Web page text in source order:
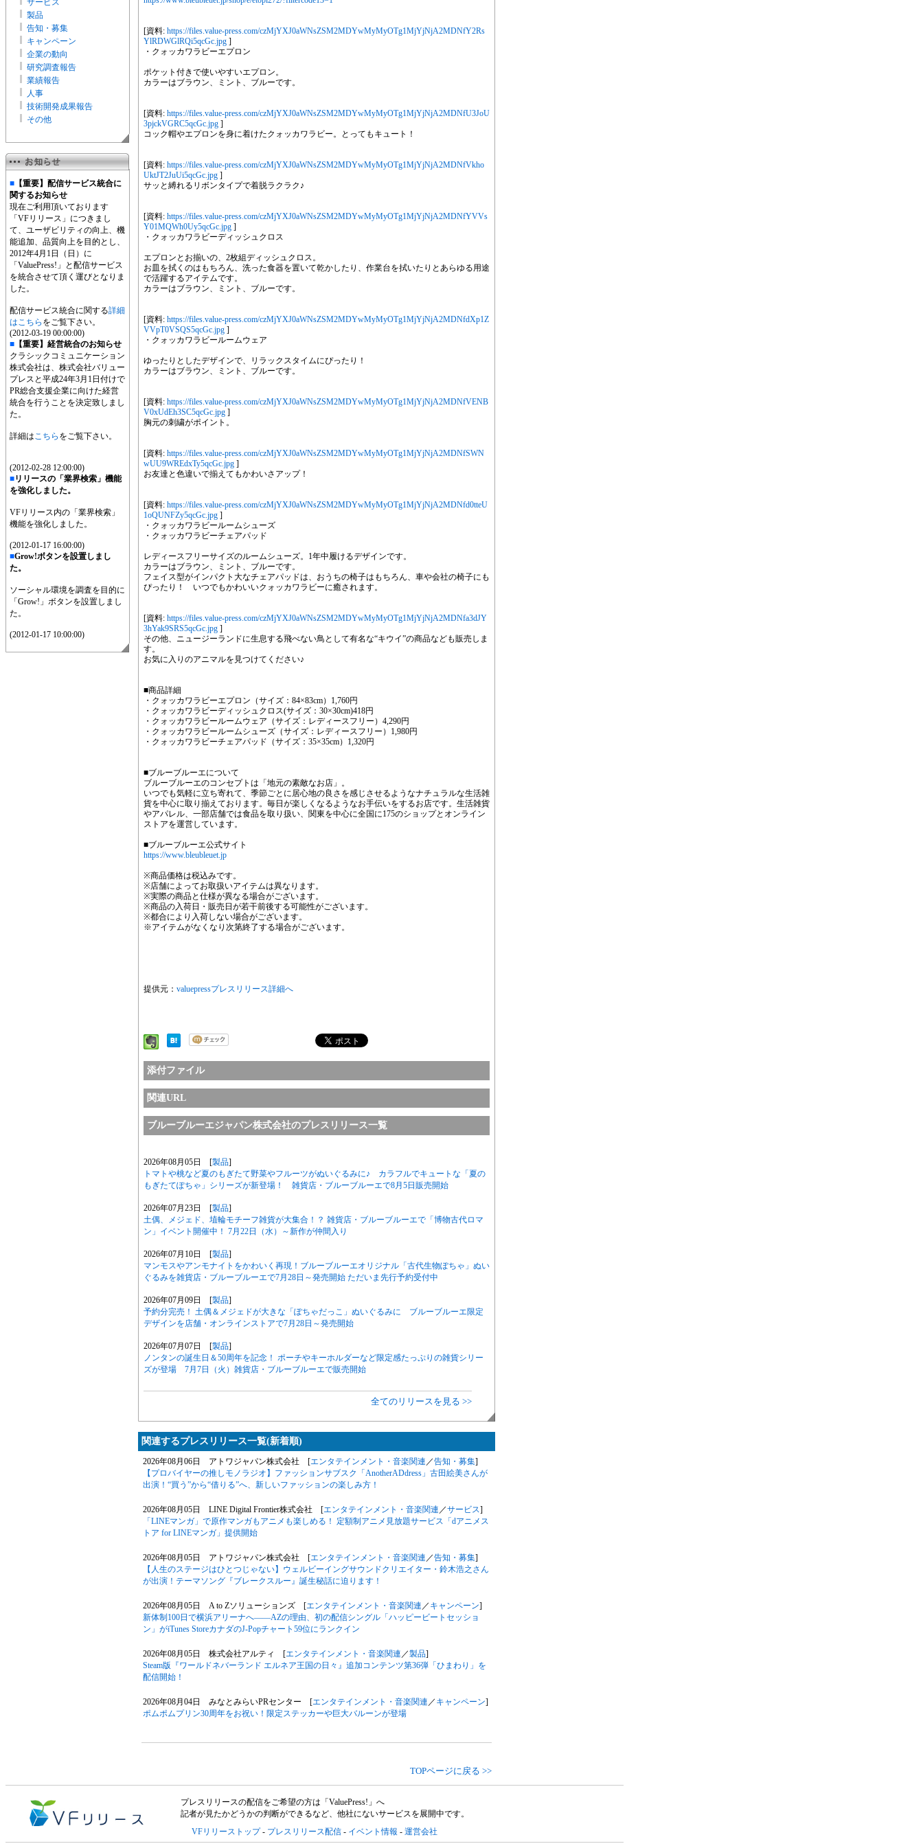
サービス
製品
告知・募集
キャンペーン
企業の動向
研究調査報告
業績報告
人事
技術開発成果報告
その他
■ 【重要】配信サービス統合に
関するお知らせ
現在ご利用頂いております
「VFリリース」につきまし
て、ユーザビリティの向上、機
能追加、品質向上を目的とし、
2012年4月1日（日）に
「ValuePress!」と配信サービス
を統合させて頂く運びとなりま
した。
配信サービス統合に関する詳細
はこちら をご覧下さい。
(2012-03-19 00:00:00)
■ 【重要】経営統合のお知らせ
クラシックコミュニケーション
株式会社は、株式会社バリュー
プレスと平成24年3月1日付けで
PR総合支援企業に向けた経営
統合を行うことを決定致しまし
た。
詳細はこちら をご覧下さい。
(2012-02-28 12:00:00)
■リリースの「業界検索」機能
を強化しました。
VFリリース内の「業界検索」
機能を強化しました。
(2012-01-17 16:00:00)
■Grow!ボタンを設置しまし
た。
ソーシャル環境を調査を目的に
「Grow!」ボタンを設置しまし
た。
(2012-01-17 10:00:00)
[資料: https://files.value-press.com/czMjYXJ0aWNsZSM2MDYwMyMyOTg1MjYjNjA2MDNfY2Rs
YlRDWGlRQi5qcGc.jpg ]
・クォッカワラビーエプロン
ポケット付きで使いやすいエプロン。
カラーはブラウン、ミント、ブルーです。
[資料: https://files.value-press.com/czMjYXJ0aWNsZSM2MDYwMyMyOTg1MjYjNjA2MDNfU3JoU
3pjckVGRC5qcGc.jpg ]
コック帽やエプロンを身に着けたクォッカワラビー。とってもキュート！
[資料: https://files.value-press.com/czMjYXJ0aWNsZSM2MDYwMyMyOTg1MjYjNjA2MDNfVkho
UktJT2JuUi5qcGc.jpg ]
サッと縛れるリボンタイプで着脱ラクラク♪
[資料: https://files.value-press.com/czMjYXJ0aWNsZSM2MDYwMyMyOTg1MjYjNjA2MDNfYVVs
Y01MQWh0Uy5qcGc.jpg ]
・クォッカワラビーディッシュクロス
エプロンとお揃いの、2枚組ディッシュクロス。
お皿を拭くのはもちろん、洗った食器を置いて乾かしたり、作業台を拭いたりとあらゆる用途
で活躍するアイテムです。
カラーはブラウン、ミント、ブルーです。
[資料: https://files.value-press.com/czMjYXJ0aWNsZSM2MDYwMyMyOTg1MjYjNjA2MDNfdXp1Z
VVpT0VSQS5qcGc.jpg ]
・クォッカワラビールームウェア
ゆったりとしたデザインで、リラックスタイムにぴったり！
カラーはブラウン、ミント、ブルーです。
[資料: https://files.value-press.com/czMjYXJ0aWNsZSM2MDYwMyMyOTg1MjYjNjA2MDNfVENB
V0xUdEh3SC5qcGc.jpg ]
胸元の刺繍がポイント。
[資料: https://files.value-press.com/czMjYXJ0aWNsZSM2MDYwMyMyOTg1MjYjNjA2MDNfSWN
wUU9WREdxTy5qcGc.jpg ]
お友達と色違いで揃えてもかわいさアップ！
[資料: https://files.value-press.com/czMjYXJ0aWNsZSM2MDYwMyMyOTg1MjYjNjA2MDNfd0tteU
1oQUNFZy5qcGc.jpg ]
・クォッカワラビールームシューズ
・クォッカワラビーチェアパッド
レディースフリーサイズのルームシューズ。1年中履けるデザインです。
カラーはブラウン、ミント、ブルーです。
フェイス型がインパクト大なチェアパッドは、おうちの椅子はもちろん、車や会社の椅子にも
ぴったり！ いつでもかわいいクォッカワラビーに癒されます。
[資料: https://files.value-press.com/czMjYXJ0aWNsZSM2MDYwMyMyOTg1MjYjNjA2MDNfa3dJY
3hYak9SRS5qcGc.jpg ]
その他、ニュージーランドに生息する飛べない鳥として有名な“キウイ”の商品なども販売しま
す。
お気に入りのアニマルを見つけてください♪
■商品詳細
・クォッカワラビーエプロン（サイズ：84×83cm）1,760円
・クォッカワラビーディッシュクロス(サイズ：30×30cm)418円
・クォッカワラビールームウェア（サイズ：レディースフリー）4,290円
・クォッカワラビールームシューズ（サイズ：レディースフリー）1,980円
・クォッカワラビーチェアパッド（サイズ：35×35cm）1,320円
■ブルーブルーエについて
ブルーブルーエのコンセプトは「地元の素敵なお店」。
いつでも気軽に立ち寄れて、季節ごとに居心地の良さを感じさせるようなナチュラルな生活雑
貨を中心に取り揃えております。毎日が楽しくなるようなお手伝いをするお店です。生活雑貨
やアパレル、一部店舗では食品を取り扱い、関東を中心に全国に175のショップとオンライン
ストアを運営しています。
■ブルーブルーエ公式サイト
https://www.bleubleuet.jp
※商品価格は税込みです。
※店舗によってお取扱いアイテムは異なります。
※実際の商品と仕様が異なる場合がございます。
※商品の入荷日・販売日が若干前後する可能性がございます。
※都合により入荷しない場合がございます。
※アイテムがなくなり次第終了する場合がございます。
提供元： valuepressプレスリリース詳細へ
添付ファイル
関連URL
ブルーブルーエジャパン株式会社のプレスリリース一覧
2026年08月05日 [製品]
トマトや桃など夏のもぎたて野菜やフルーツがぬいぐるみに♪ カラフルでキュートな「夏の
もぎたてぽちゃ」シリーズが新登場！ 雑貨店・ブルーブルーエで8月5日販売開始
2026年07月23日 [製品]
土偶、メジェド、埴輪モチーフ雑貨が大集合！？ 雑貨店・ブルーブルーエで「博物古代ロマ
ン」イベント開催中！ 7月22日（水）～新作が仲間入り
2026年07月10日 [製品]
マンモスやアンモナイトをかわいく再現！ブルーブルーエオリジナル「古代生物ぽちゃ」ぬい
ぐるみを雑貨店・ブルーブルーエで7月28日～発売開始 ただいま先行予約受付中
2026年07月09日 [製品]
予約分完売！ 土偶＆メジェドが大きな「ぽちゃだっこ」ぬいぐるみに ブルーブルーエ限定
デザインを店舗・オンラインストアで7月28日～発売開始
2026年07月07日 [製品]
ノンタンの誕生日＆50周年を記念！ ポーチやキーホルダーなど限定感たっぷりの雑貨シリー
ズが登場 7月7日（火）雑貨店・ブルーブルーエで販売開始
全てのリリースを見る >>
関連するプレスリリース一覧(新着順)
2026年08月06日 アトワジャパン株式会社 [エンタテインメント・音楽関連 ／告知・募集]
【プロバイヤーの推しモノラジオ】ファッションサブスク「AnotherADdress」古田絵美さんが
出演！“買う”から“借りる”へ、新しいファッションの楽しみ方！
2026年08月05日 LINE Digital Frontier株式会社 [エンタテインメント・音楽関連 ／サービス]
「LINEマンガ」で原作マンガもアニメも楽しめる！ 定額制アニメ見放題サービス「dアニメス
トア for LINEマンガ」提供開始
2026年08月05日 アトワジャパン株式会社 [エンタテインメント・音楽関連 ／告知・募集]
【人生のステージはひとつじゃない】ウェルビーイングサウンドクリエイター・鈴木浩之さん
が出演！テーマソング『ブレークスルー』誕生秘話に迫ります！
2026年08月05日 A to Zソリューションズ [エンタテインメント・音楽関連 ／ キャンペーン]
新体制100日で横浜アリーナへ――AZの理由、初の配信シングル「ハッピービートセッショ
ン」がiTunes StoreカナダのJ-Popチャート59位にランクイン
2026年08月05日 株式会社アルティ [エンタテインメント・音楽関連 ／製品]
Steam版『ワールドネバーランド エルネア王国の日々』追加コンテンツ第36弾「ひまわり」を
配信開始！
2026年08月04日 みなとみらいPRセンター [エンタテインメント・音楽関連 ／ キャンペーン]
ポムポムプリン30周年をお祝い！限定ステッカーや巨大バルーンが登場
TOPページに戻る >>
プレスリリースの配信をご希望の方は「ValuePress!」へ
記者が見たかどうかの判断ができるなど、他社にないサービスを展開中です。
VFリリーストップ- プレスリリース配信 - イベント情報 - 運営会社